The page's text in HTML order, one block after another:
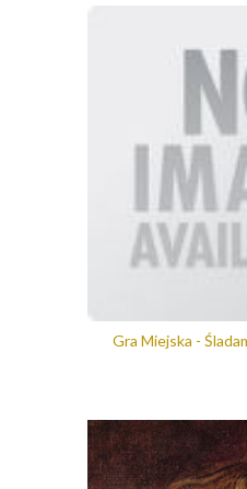
Gra Miejska -